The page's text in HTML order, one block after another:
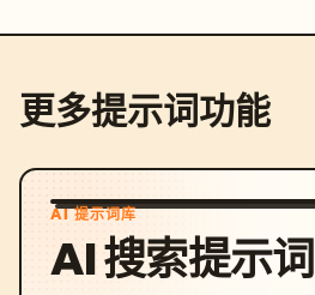
更多提示词功能
AI 提示词库
AI 搜索提示词